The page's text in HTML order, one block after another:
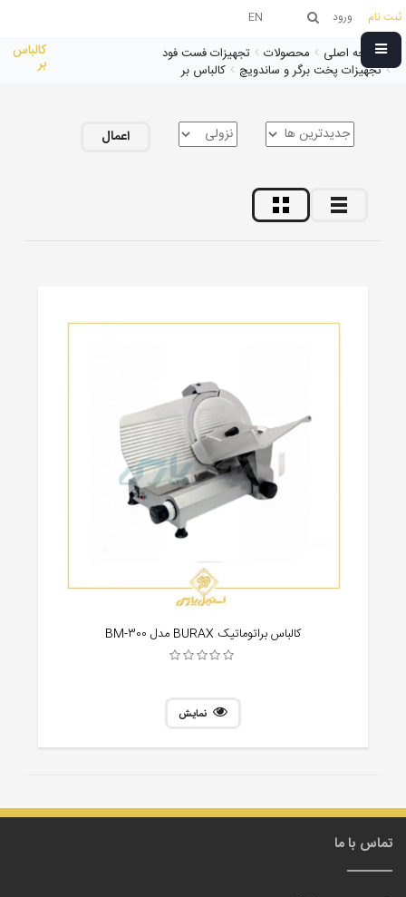
ثبت نام ورود EN
صفحه اصلی محصولات
تجهیزات فست فود
تجهیزات پخت برگر و ساندویچ
کالباس بر
کالباس
بر
اعمال
کالباس براتوماتیک BURAX مدل BM-300
نمایش
تماس با ما